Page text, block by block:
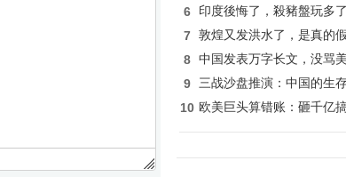
6 印度後悔了，殺豬盤玩多
7 敦煌又发洪水了，是真的
8 中国发表万字长文，没骂
9 三战沙盘推演：中国的生
10 欧美巨头算错账：砸千亿